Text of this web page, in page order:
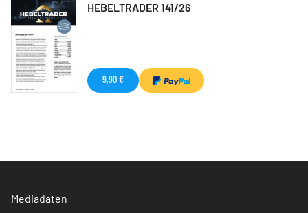
HEBELTRADER 141/26
9,90 €
Mediadaten